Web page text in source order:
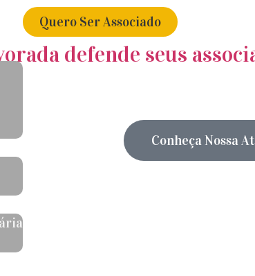
Quero Ser Associado
defende seus
Conheça Nossa